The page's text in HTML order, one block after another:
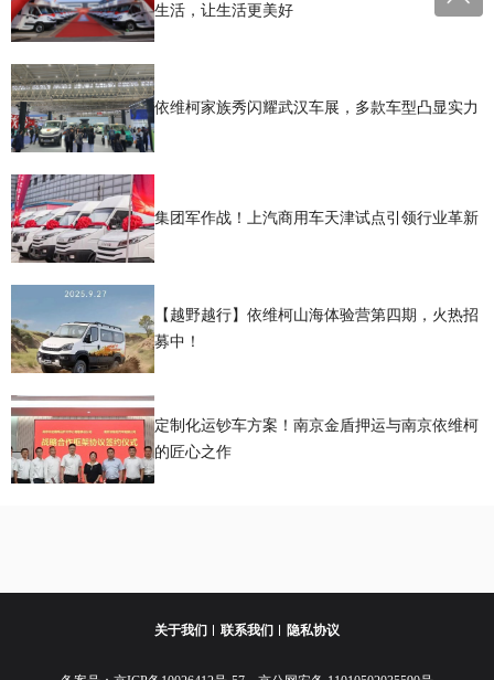
生活，让生活更美好
依维柯家族秀闪耀武汉车展，多款车型凸显实力
集团军作战！上汽商用车天津试点引领行业革新
【越野越行】依维柯山海体验营第四期，火热招
募中！
定制化运钞车方案！南京金盾押运与南京依维柯
的匠心之作
关于我们 联系我们 隐私协议